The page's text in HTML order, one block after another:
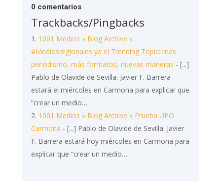
0 comentarios
Trackbacks/Pingbacks
1001 Medios » Blog Archive »
#Mediosregionales ya el Trending Topic: más
periodismo, más formatos, nuevas maneras - [...]
Pablo de Olavide de Sevilla. Javier F. Barrera
estará el miércoles en Carmona para explicar que
“crear un medio…
1001 Medios » Blog Archive » Prueba UPO
Carmona - [...] Pablo de Olavide de Sevilla. Javier
F. Barrera estará hoy miércoles en Carmona para
explicar que “crear un medio…